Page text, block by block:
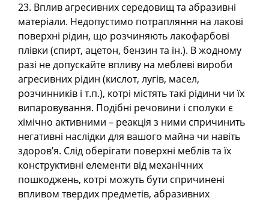
23. Вплив агресивних середовищ та абразивні
матеріали. Недопустимо потрапляння на лакові
поверхні рідин, що розчиняють лакофарбові
плівки (спирт, ацетон, бензин та ін.). В жодному
разі не допускайте впливу на меблеві вироби
агресивних рідин (кислот, лугів, масел,
розчинників і т.п.), котрі містять такі рідини чи їх
випаровування. Подібні речовини і сполуки є
хімічно активними – реакція з ними спричинить
негативні наслідки для вашого майна чи навіть
здоров’я. Слід оберігати поверхні меблів та їх
конструктивні елементи від механічних
пошкоджень, котрі можуть бути спричинені
впливом твердих предметів, абразивних